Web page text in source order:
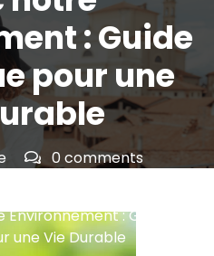
: Guide
pour une
0 comments
: Guide
une Vie Durable